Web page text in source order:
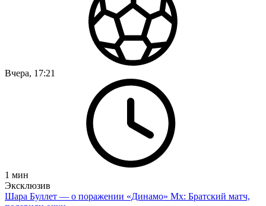
Вчера, 17:21
1 мин
Эксклюзив
Шара Буллет — о поражении «Динамо» Мх: Братский матч,